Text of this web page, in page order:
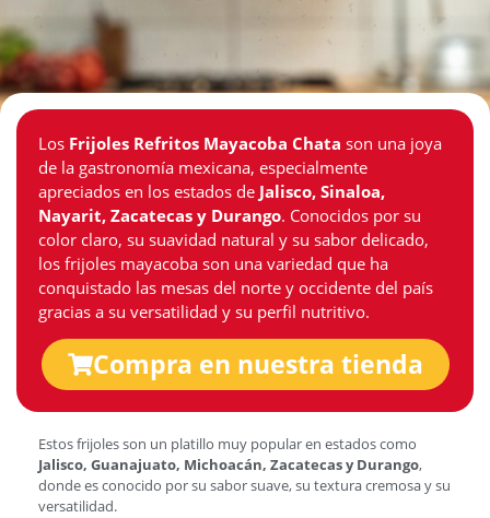
Los Frijoles Refritos Mayacoba Chata son una joya
de la gastronomía mexicana, especialmente
apreciados en los estados de Jalisco, Sinaloa,
Nayarit, Zacatecas y Durango. Conocidos por su
color claro, su suavidad natural y su sabor delicado,
los frijoles mayacoba son una variedad que ha
conquistado las mesas del norte y occidente del país
gracias a su versatilidad y su perfil nutritivo.
Compra en nuestra tienda
Estos frijoles son un platillo muy popular en estados como
Jalisco, Guanajuato, Michoacán, Zacatecas y Durango,
donde es conocido por su sabor suave, su textura cremosa y su
versatilidad.